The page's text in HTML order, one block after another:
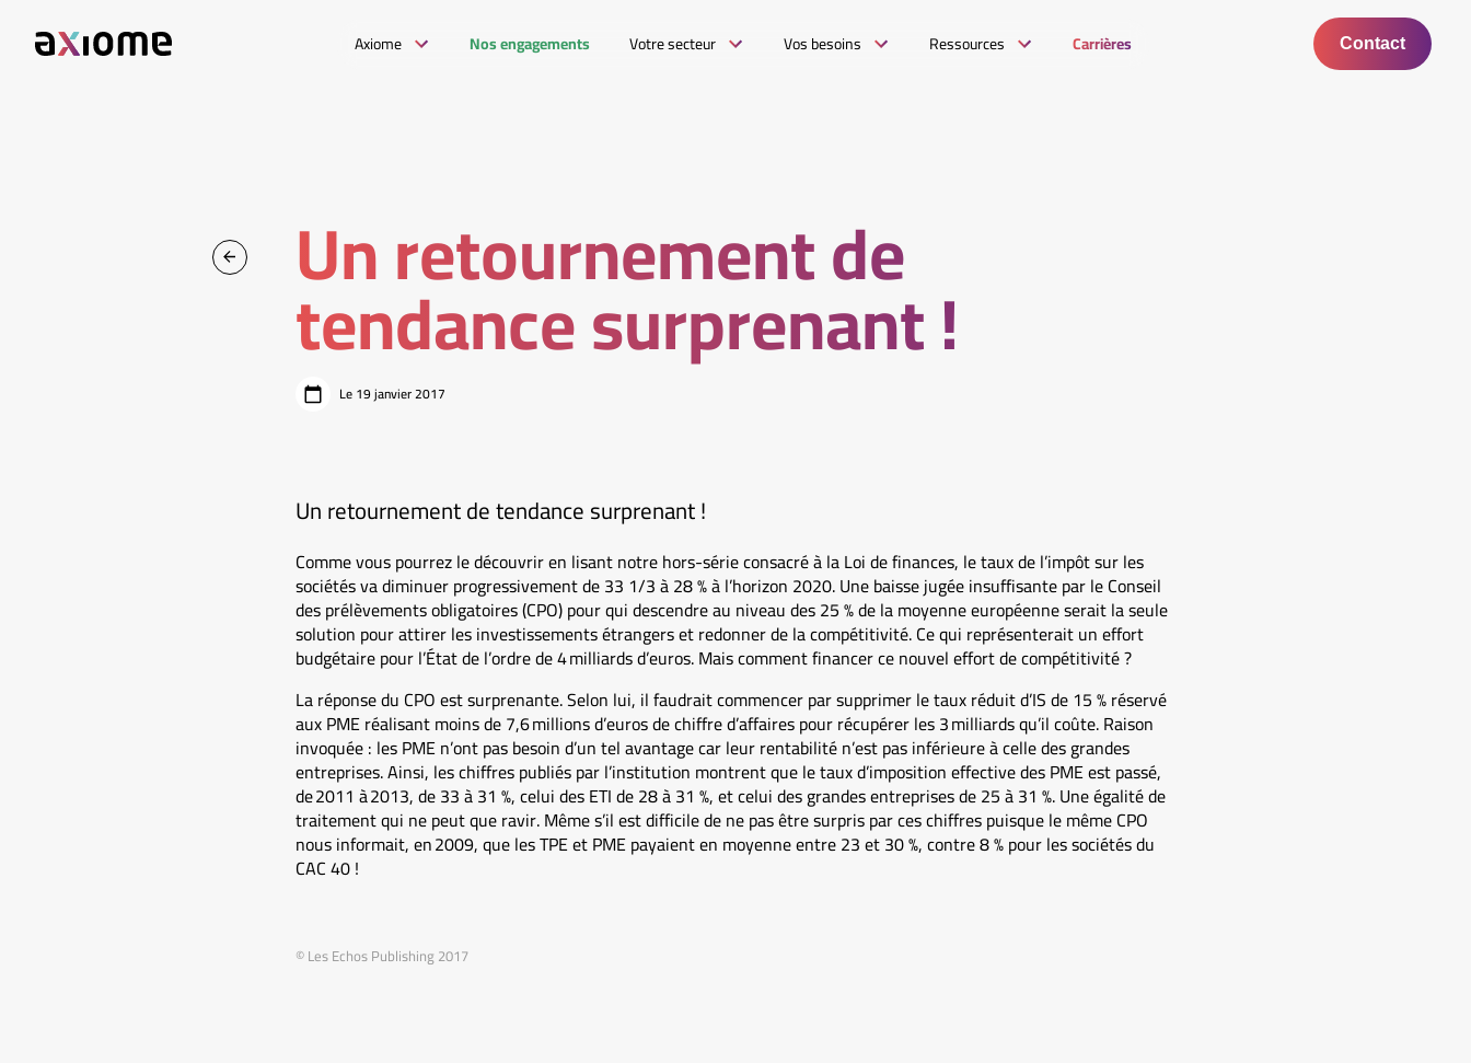
Axiome Nos engagements Votre secteur Vos besoins Ressources Carrières Contact
Un retournement de
tendance surprenant !
Le 19 janvier 2017
Un retournement de tendance surprenant !
Comme vous pourrez le découvrir en lisant notre hors-série consacré à la Loi de finances, le taux de l’impôt sur les
sociétés va diminuer progressivement de 33 1/3 à 28 % à l’horizon 2020. Une baisse jugée insuffisante par le Conseil
des prélèvements obligatoires (CPO) pour qui descendre au niveau des 25 % de la moyenne européenne serait la seule
solution pour attirer les investissements étrangers et redonner de la compétitivité. Ce qui représenterait un effort
budgétaire pour l’État de l’ordre de 4 milliards d’euros. Mais comment financer ce nouvel effort de compétitivité ?
La réponse du CPO est surprenante. Selon lui, il faudrait commencer par supprimer le taux réduit d’IS de 15 % réservé
aux PME réalisant moins de 7,6 millions d’euros de chiffre d’affaires pour récupérer les 3 milliards qu’il coûte. Raison
invoquée : les PME n’ont pas besoin d’un tel avantage car leur rentabilité n’est pas inférieure à celle des grandes
entreprises. Ainsi, les chiffres publiés par l’institution montrent que le taux d’imposition effective des PME est passé,
de 2011 à 2013, de 33 à 31 %, celui des ETI de 28 à 31 %, et celui des grandes entreprises de 25 à 31 %. Une égalité de
traitement qui ne peut que ravir. Même s’il est difficile de ne pas être surpris par ces chiffres puisque le même CPO
nous informait, en 2009, que les TPE et PME payaient en moyenne entre 23 et 30 %, contre 8 % pour les sociétés du
CAC 40 !
© Les Echos Publishing 2017